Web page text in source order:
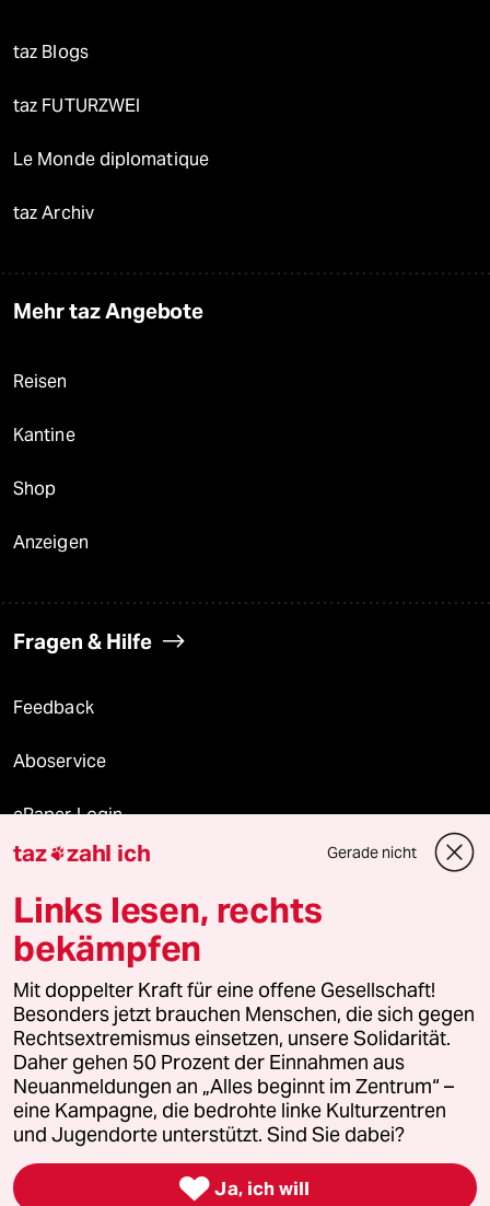
taz Blogs
taz FUTURZWEI
Le Monde diplomatique
taz Archiv
Mehr taz Angebote
Reisen
Kantine
Shop
Anzeigen
Fragen & Hilfe
Feedback
Aboservice
ePaper Login
Downloads für Abonnierende
© 2026 taz Verlags und Vertriebs GmbH
Alle Rechte vorbehalten. Bei rechtlichen Fragen oder für Genehmigungen
wenden Sie sich bitte an
lizenzen@taz.de
Feedback Redaktionsstatut Kommune-Richtlinien
Leitlinie Informant Datenschutz Impressum AGB
Seitenwende Einwilligungen widerrufen (Ads)
taz zahl ich Gerade nicht
Links lesen, rechts
bekämpfen
Mit doppelter Kraft für eine offene Gesellschaft!
Besonders jetzt brauchen Menschen, die sich gegen
Rechtsextremismus einsetzen, unsere Solidarität.
Daher gehen 50 Prozent der Einnahmen aus
Neuanmeldungen an „Alles beginnt im Zentrum“ –
eine Kampagne, die bedrohte linke Kulturzentren
und Jugendorte unterstützt. Sind Sie dabei?
 Ja, ich will